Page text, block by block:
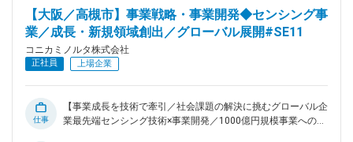
【大阪／高槻市】事業戦略・事業開発◆センシング事
業／成長・新規領域創出／グローバル展開#SE11
コニカミノルタ株式会社
正社員 上場企業
仕事
【事業成長を技術で牽引／社会課題の解決に挑むグローバル企
業最先端センシング技術×事業開発／1000億円規模事業への成